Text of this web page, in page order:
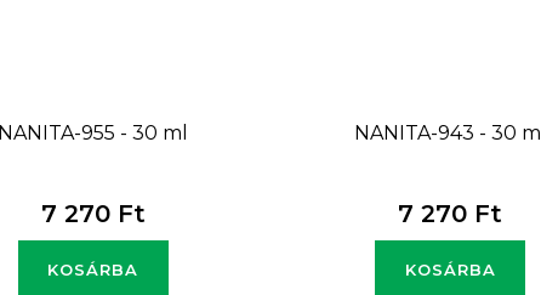
NANITA-955 - 30 ml
7 270 Ft
KOSÁRBA
NANITA-943 - 30 ml
7 270 Ft
KOSÁRBA